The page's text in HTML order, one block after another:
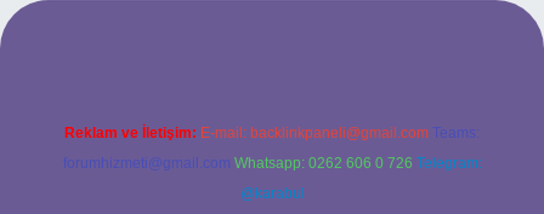
Reklam ve İletişim: E-mail: backlinkpaneli@gmail.com Teams:
forumhizmeti@gmail.com Whatsapp: 0262 606 0 726 Telegram:
@karabul